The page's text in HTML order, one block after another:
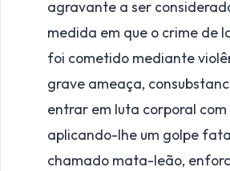
agravante a ser
medida em que o crime de
foi cometido mediante
grave ameaça,
entrar em luta corporal
aplicando-lhe um golpe
chamado mata-leão,